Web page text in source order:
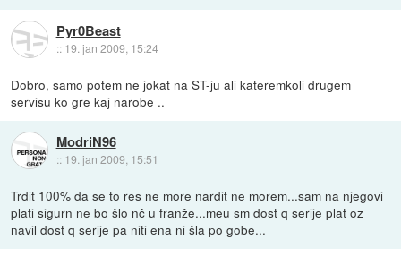
Pyr0Beast
:: 19. jan 2009, 15:24
Dobro, samo potem ne jokat na ST-ju ali kateremkoli drugem
servisu ko gre kaj narobe ..
ModriN96
:: 19. jan 2009, 15:51
Trdit 100% da se to res ne more nardit ne morem...sam na njegovi
plati sigurn ne bo šlo nč u franže...meu sm dost q serije plat oz
navil dost q serije pa niti ena ni šla po gobe...